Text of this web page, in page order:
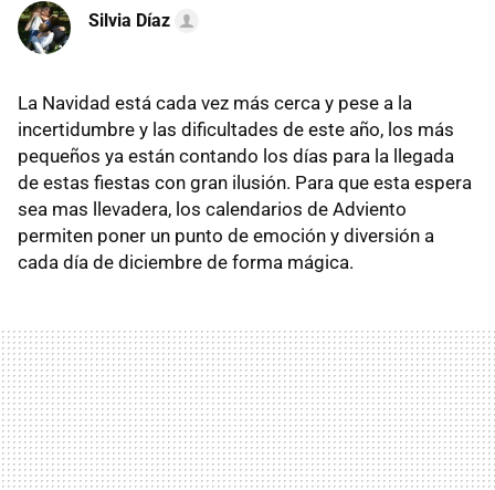
Silvia Díaz
La Navidad está cada vez más cerca y pese a la
incertidumbre y las dificultades de este año, los más
pequeños ya están contando los días para la llegada
de estas fiestas con gran ilusión. Para que esta espera
sea mas llevadera, los calendarios de Adviento
permiten poner un punto de emoción y diversión a
cada día de diciembre de forma mágica.